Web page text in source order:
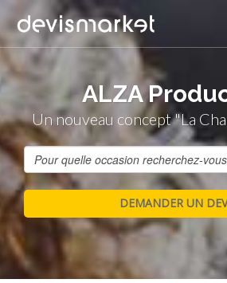
ALZA
Un nouveau concept "La